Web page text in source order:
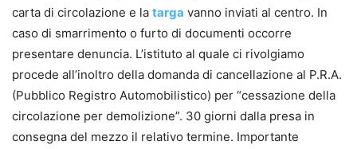
carta di circolazione e la targa vanno inviati al centro. In
caso di smarrimento o furto di documenti occorre
presentare denuncia. L’istituto al quale ci rivolgiamo
procede all’inoltro della domanda di cancellazione al P.R.A.
(Pubblico Registro Automobilistico) per “cessazione della
circolazione per demolizione”. 30 giorni dalla presa in
consegna del mezzo il relativo termine. Importante